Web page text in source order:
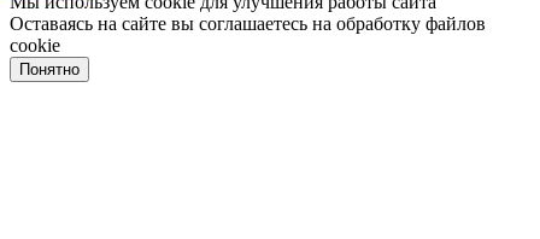
Оставаясь на сайте вы соглашаетесь на обработку файлов
cookie
Понятно